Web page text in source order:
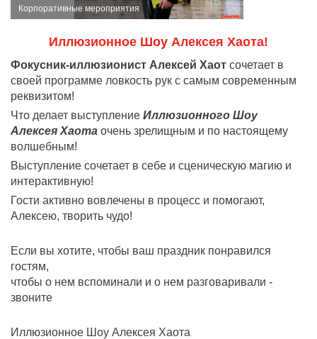
Корпоративные мероприятия
Иллюзионное Шоу Алексея Хаота!
Фокусник-иллюзионист Алексей Хаот сочетает в
своей программе ловкость рук с самым современным
реквизитом!
Что делает выступление Иллюзионного Шоу
Алексея Хаота очень зрелищным и по настоящему
волшебным!
Выступление сочетает в себе и сценическую магию и
интерактивную!
Гости активно вовлечены в процесс и помогают,
Алексею, творить чудо!
Если вы хотите, чтобы ваш праздник понравился
гостям,
чтобы о нем вспоминали и о нем разговаривали -
звоните
Иллюзионное Шоу Алексея Хаота